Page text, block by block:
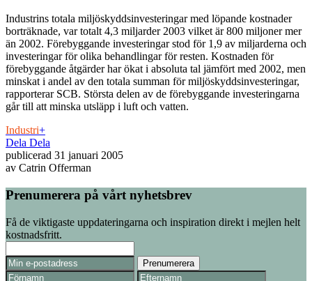
Industrins totala miljöskyddsinvesteringar med löpande kostnader
borträknade, var totalt 4,3 miljarder 2003 vilket är 800 miljoner mer
än 2002. Förebyggande investeringar stod för 1,9 av miljarderna och
investeringar för olika behandlingar för resten. Kostnaden för
förebyggande åtgärder har ökat i absoluta tal jämfört med 2002, men
minskat i andel av den totala summan för miljöskyddsinvesteringar,
rapporterar SCB. Största delen av de förebyggande investeringarna
går till att minska utsläpp i luft och vatten.
Industri+
Dela Dela
publicerad 31 januari 2005
av Catrin Offerman
Prenumerera på vårt nyhetsbrev
Få de viktigaste uppdateringarna och inspiration direkt i mejlen helt
kostnadsfritt.